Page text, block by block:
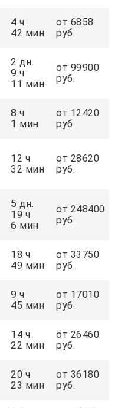
4 ч
42 мин
от 6858
руб.
2 дн.
9 ч
11 мин
от 99900
руб.
8 ч
1 мин
от 12420
руб.
12 ч
32 мин
от 28620
руб.
5 дн.
19 ч
6 мин
от 248400
руб.
18 ч
49 мин
от 33750
руб.
9 ч
45 мин
от 17010
руб.
14 ч
22 мин
от 26460
руб.
20 ч
23 мин
от 36180
руб.